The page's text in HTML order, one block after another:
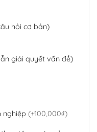
hỏi cơ bản)
giải quyết vấn đề)
nghiệp (+100,000₫)